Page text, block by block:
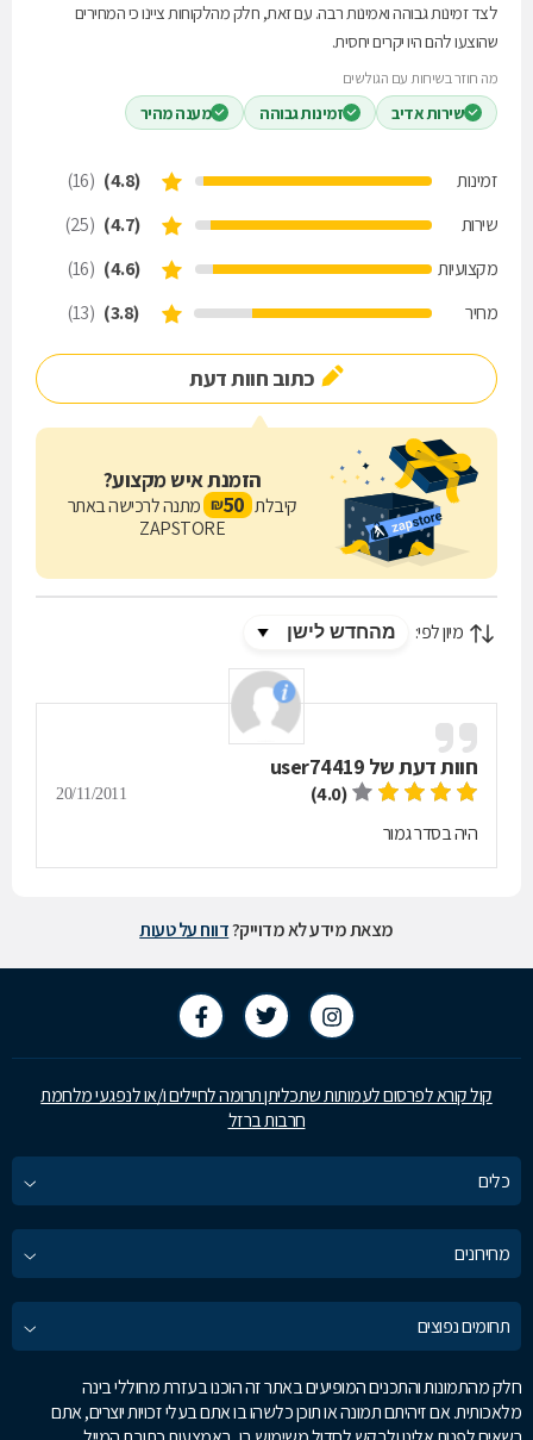
לצד זמינות גבוהה ואמינות רבה. עם זאת, חלק מהלקוחות ציינו כי המחירים
שהוצעו להם היו יקרים יחסית.
מה חוזר בשיחות עם הגולשים
שירות אדיב זמינות גבוהה מענה מהיר
זמינות (4.8)
(16)
שירות
(4.7)
(25)
מקצועיות
(4.6)
(16)
מחיר
(3.8)
(13)
כתוב חוות דעת
הזמנת איש מקצוע?
קיבלת 50
₪ מתנה לרכישה באתר
ZAPSTORE
מיון לפי:
חוות דעת של user74419
(4.0)
20/11/2011
היה בסדר גמור
מצאת מידע לא מדוייק?דווח על טעות
קול קורא לפרסום לעמותות שתכליתן תרומה לחיילים ו/או לנפגעי מלחמת
חרבות ברזל
כלים
מחירונים
תחומים נפוצים
חלק מהתמונות והתכנים המופיעים באתר זה הוכנו בעזרת מחוללי בינה
מלאכותית. אם זיהיתם תמונה או תוכן כלשהו בו אתם בעלי זכויות יוצרים, אתם